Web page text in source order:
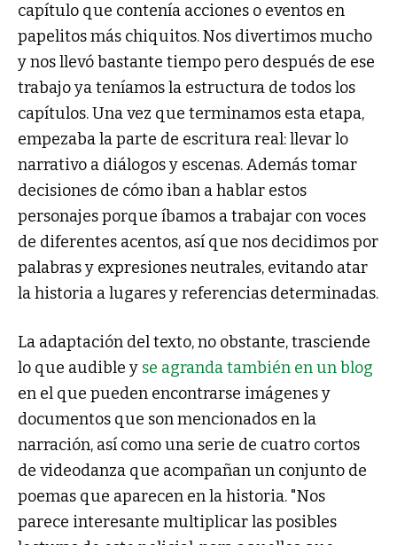
capítulo que contenía acciones o eventos en
papelitos más chiquitos. Nos divertimos mucho
y nos llevó bastante tiempo pero después de ese
trabajo ya teníamos la estructura de todos los
capítulos. Una vez que terminamos esta etapa,
empezaba la parte de escritura real: llevar lo
narrativo a diálogos y escenas. Además tomar
decisiones de cómo iban a hablar estos
personajes porque íbamos a trabajar con voces
de diferentes acentos, así que nos decidimos por
palabras y expresiones neutrales, evitando atar
la historia a lugares y referencias determinadas.
La adaptación del texto, no obstante, trasciende
lo que audible y se agranda también en un blog
en el que pueden encontrarse imágenes y
documentos que son mencionados en la
narración, así como una serie de cuatro cortos
de videodanza que acompañan un conjunto de
poemas que aparecen en la historia. "Nos
parece interesante multiplicar las posibles